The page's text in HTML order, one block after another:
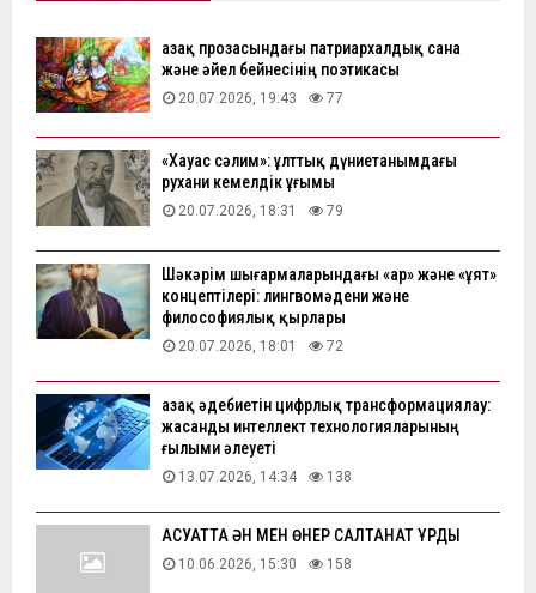
Қазақ прозасындағы патриархалдық сана
және әйел бейнесінің поэтикасы
20.07.2026, 19:43 77
«Хауас сәлим»: ұлттық дүниетанымдағы
рухани кемелдік ұғымы
20.07.2026, 18:31 79
Шәкәрім шығармаларындағы «ар» және «ұят»
концептілері: лингвомәдени және
философиялық қырлары
20.07.2026, 18:01 72
Қазақ әдебиетін цифрлық трансформациялау:
жасанды интеллект технологияларының
ғылыми әлеуеті
13.07.2026, 14:34 138
АҚСУАТТА ӘН МЕН ӨНЕР САЛТАНАТ ҚҰРДЫ
10.06.2026, 15:30 158